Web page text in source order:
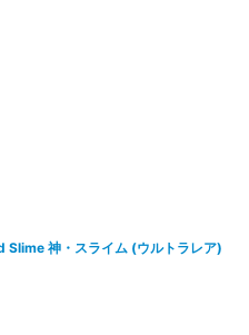
神・スライム (ウルトラレア)